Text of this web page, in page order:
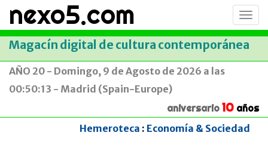
nexo5.com
Magacín digital de cultura contemporánea
AÑO 20 - Domingo, 9 de Agosto de 2026 a las
00:50:13 - Madrid (Spain-Europe)
aniversario 10 años
Hemeroteca : Economía & Sociedad